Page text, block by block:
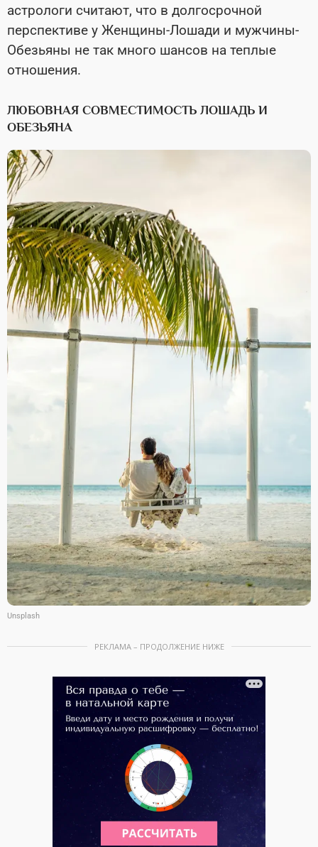
астрологи считают, что в долгосрочной
перспективе у Женщины-Лошади и мужчины-
Обезьяны не так много шансов на теплые
отношения.
ЛЮБОВНАЯ СОВМЕСТИМОСТЬ ЛОШАДЬ И
ОБЕЗЬЯНА
Unsplash
РЕКЛАМА – ПРОДОЛЖЕНИЕ НИЖЕ